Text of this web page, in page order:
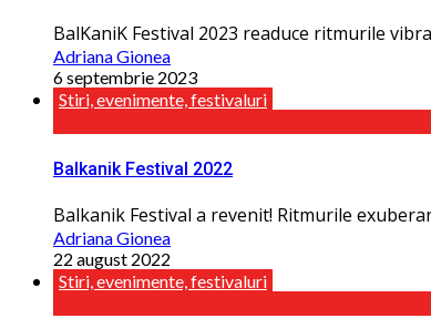
BalKaniK Festival 2023 readuce ritmurile
Adriana Gionea
6 septembrie 2023
Stiri, evenimente, festivaluri
Balkanik Festival 2022
Balkanik Festival a revenit! Ritmurile
Adriana Gionea
22 august 2022
Stiri, evenimente, festivaluri